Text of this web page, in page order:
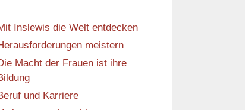
Inslewis die Welt entdecken
meistern
Macht der Frauen ist ihre
und Karriere